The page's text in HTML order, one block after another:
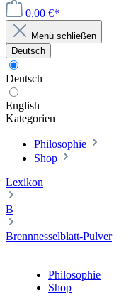
0,00 €*
Menü schließen
Deutsch
Deutsch
English
Kategorien
Philosophie
Shop
Lexikon
B
Brennnesselblatt-Pulver
Philosophie
Shop